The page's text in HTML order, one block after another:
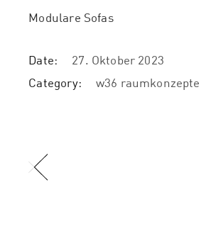
Modulare Sofas
Date:
27. Oktober 2023
Category:
w36 raumkonzepte